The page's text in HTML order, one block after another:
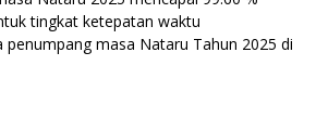
tingkat ketepatan waktu
penumpang masa Nataru Tahun 2025 di